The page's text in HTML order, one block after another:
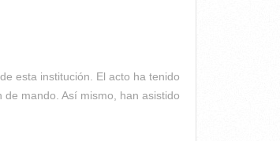
esta institución. El acto ha tenido
mando. Así mismo, han asistido